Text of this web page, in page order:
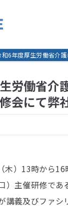
和6年度厚生労働省介
労働省介
会にて弊
木）13時から
）主催研修で
講義及びファシ